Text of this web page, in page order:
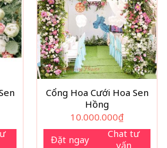
Cổng Hoa Cưới Hoa Sen
Hồng
10.000.000₫
Đặt ngay
Chat tư
vấn